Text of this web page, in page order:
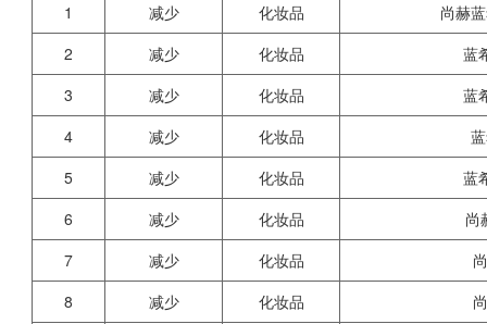
1
减少 化妆品
尚赫
2
减少 化妆品
蓝
3
减少 化妆品
蓝
4
减少 化妆品
5
减少 化妆品
蓝
6
减少 化妆品
尚
7
减少 化妆品
8
减少 化妆品